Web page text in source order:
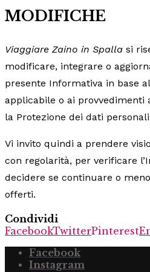
MODIFICHE
Viaggiare Zaino in Spalla si
modificare, integrare o
presente Informativa in base
applicabile o ai provvedimenti
la Protezione dei dati
Vi invito quindi a prendere
con regolarità, per verificare
decidere se continuare o
offerti.
Condividi
FacebookTwitterPinterest
Facebook
Instagram